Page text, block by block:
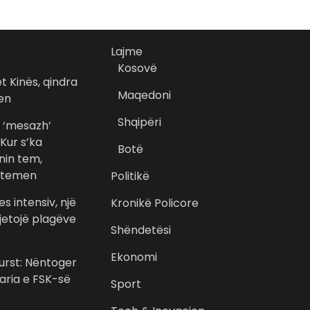
Kinës, qindra
s’ka
tem,
intensiv, një
plagëve
Nëntoger
e FSK-së
Lajme
Kosovë
Maqedoni
Shqipëri
Botë
Politikë
Kronikë Policore
Shëndetësi
Ekonomi
Sport